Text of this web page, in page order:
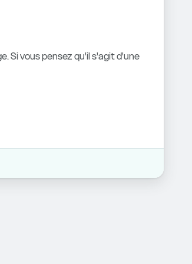
Si vous pensez qu'il s'agit d'une